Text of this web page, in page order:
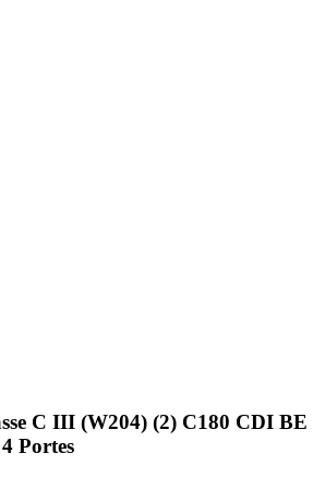
C III (W204) (2) C180 CDI BE
Portes